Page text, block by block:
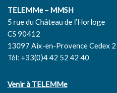
sorbonne.fr/wp-content/
Iberic@l-no10-automne-
Severiano Rojo. Stéréotypes
Pays basque pendant la
Iberic@l, 2016, 10, pp.65-92.
de la guerre : les quotidiens
TELEMMe – MMSH
5 rue du Château de l’Horloge
CS 90412
13097 Aix-en-Provence Cedex 2
Tél: +33(0)4 42 52 42 40
Venir à TELEMMe